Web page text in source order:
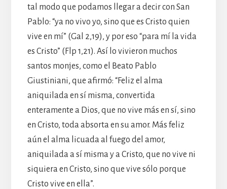
tal modo que podamos llegar a decir con San
Pablo: “ya no vivo yo, sino que es Cristo quien
vive en mí” (Gal 2,19), y por eso “para mí la vida
es Cristo” (Flp 1,21). Así lo vivieron muchos
santos monjes, como el Beato Pablo
Giustiniani, que afirmó: “Feliz el alma
aniquilada en sí misma, convertida
enteramente a Dios, que no vive más en sí, sino
en Cristo, toda absorta en su amor. Más feliz
aún el alma licuada al fuego del amor,
aniquilada a sí misma y a Cristo, que no vive ni
siquiera en Cristo, sino que vive sólo porque
Cristo vive en ella”.